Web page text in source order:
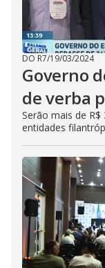
DO R7/19/03/2024
Governo
de verba
Serão mais de
entidades